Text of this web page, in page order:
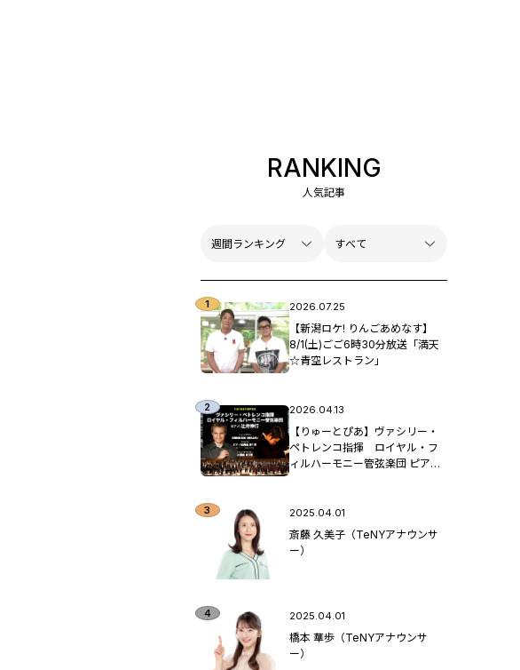
RANKING
人気記事
2026.07.25
【新潟ロケ! りんごあめなす】
8/1(土)ごご6時30分放送「満天
☆青空レストラン」
2026.04.13
【りゅーとぴあ】ヴァシリー・
ペトレンコ指揮 ロイヤル・フ
ィルハーモニー管弦楽団 ピア
2025.04.01
斎藤 久美子（TeNYアナウンサ
ー）
2025.04.01
橋本 華歩（TeNYアナウンサ
ー）